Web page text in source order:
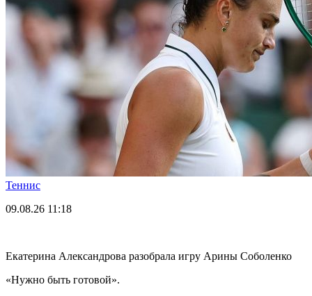
Теннис
09.08.26 11:18
Екатерина Александрова разобрала игру Арины Соболенко
«Нужно быть готовой».